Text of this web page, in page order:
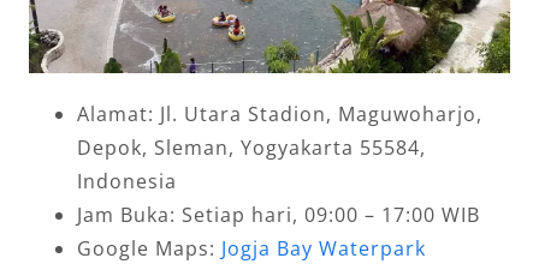
Alamat: Jl. Utara Stadion, Maguwoharjo,
Depok, Sleman, Yogyakarta 55584,
Indonesia
Jam Buka: Setiap hari, 09:00 – 17:00 WIB
Google Maps: Jogja Bay Waterpark